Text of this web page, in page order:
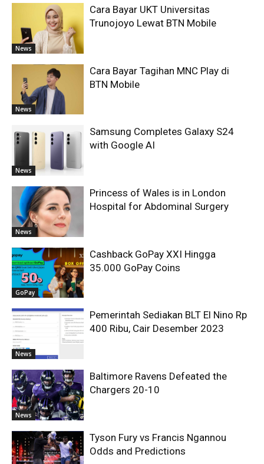
News
Cara Bayar UKT Universitas
Trunojoyo Lewat BTN Mobile
News
Cara Bayar Tagihan MNC Play di
BTN Mobile
News
Samsung Completes Galaxy S24
with Google AI
News
Princess of Wales is in London
Hospital for Abdominal Surgery
GoPay
Cashback GoPay XXI Hingga
35.000 GoPay Coins
News
Pemerintah Sediakan BLT El Nino Rp
400 Ribu, Cair Desember 2023
News
Baltimore Ravens Defeated the
Chargers 20-10
Tyson Fury vs Francis Ngannou
Odds and Predictions